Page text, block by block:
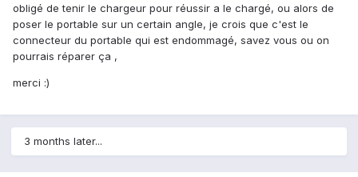
obligé de tenir le chargeur pour réussir a le chargé, ou alors de
poser le portable sur un certain angle, je crois que c'est le
connecteur du portable qui est endommagé, savez vous ou on
pourrais réparer ça ,
merci :)
3 months later...